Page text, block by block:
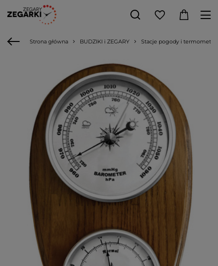
Strona główna BUDZIKI i ZEGARY Stacje pogody i termometry